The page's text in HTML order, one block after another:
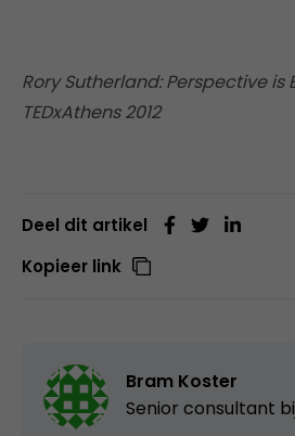
Rory Sutherland: Perspective is
TEDxAthens 2012
Deel dit artikel
Kopieer link
Bram Koster
Senior consultant